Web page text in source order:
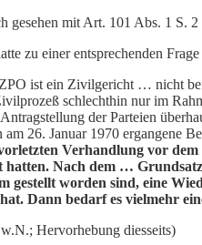
gesehen mit Art. 101 Abs. 1 S.
zu einer entsprechenden
ist ein Zivilgericht … nicht
schlechthin nur im
der Parteien
am 26. Januar 1970 ergangene
Verhandlung vor
hatten. Nach dem …
gestellt worden sind, eine
Dann bedarf es vielmehr
Hervorhebung diesseits)